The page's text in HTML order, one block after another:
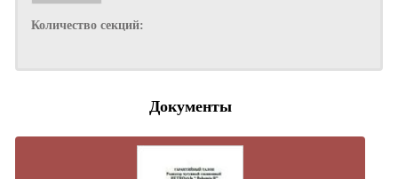
Количество секций:
Документы